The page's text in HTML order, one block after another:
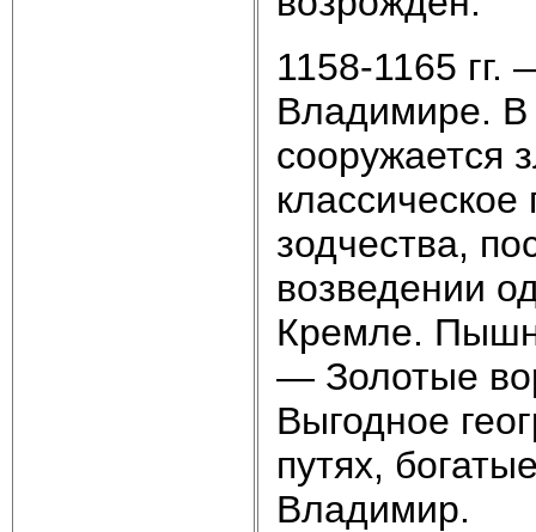
1158-1165 гг.
Владимире. В
сооружается
зодчества,
возведении
Кремле.
— Золотые
Выгодное
путях,
Владимир.